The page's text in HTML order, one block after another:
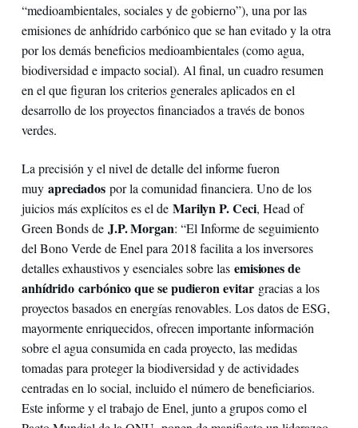
“medioambientales, sociales y de gobierno”), una por las
emisiones de anhídrido carbónico que se han evitado y la otra
por los demás beneficios medioambientales (como agua,
biodiversidad e impacto social). Al final, un cuadro resumen
en el que figuran los criterios generales aplicados en el
desarrollo de los proyectos financiados a través de bonos
verdes.
La precisión y el nivel de detalle del informe fueron
muy apreciados por la comunidad financiera. Uno de los
juicios más explícitos es el de Marilyn P. Ceci, Head of
Green Bonds de J.P. Morgan: “El Informe de seguimiento
del Bono Verde de Enel para 2018 facilita a los inversores
detalles exhaustivos y esenciales sobre las emisiones de
anhídrido carbónico que se pudieron evitargracias a los
proyectos basados en energías renovables. Los datos de ESG,
mayormente enriquecidos, ofrecen importante información
sobre el agua consumida en cada proyecto, las medidas
tomadas para proteger la biodiversidad y de actividades
centradas en lo social, incluido el número de beneficiarios.
Este informe y el trabajo de Enel, junto a grupos como el